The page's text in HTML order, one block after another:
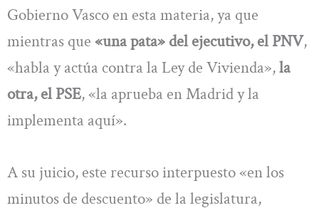
Gobierno Vasco en esta materia, ya que
mientras que «una pata» del ejecutivo, el PNV,
«habla y actúa contra la Ley de Vivienda»,la
otra, el PSE, «la aprueba en Madrid y la
implementa aquí».
A su juicio, este recurso interpuesto «en los
minutos de descuento» de la legislatura,